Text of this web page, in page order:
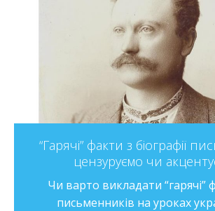
“Гарячі” факти з біографії
цензуруємо чи
Чи варто викладати “гарячі”
письменників на уроках